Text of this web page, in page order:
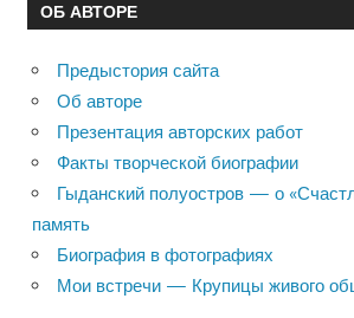
ОБ АВТОРЕ
Предыстория сайта
Об авторе
Презентация авторских работ
Факты творческой биографии
Гыданский полуостров — о
память
Биография в фотографиях
Мои встречи — Крупицы живого